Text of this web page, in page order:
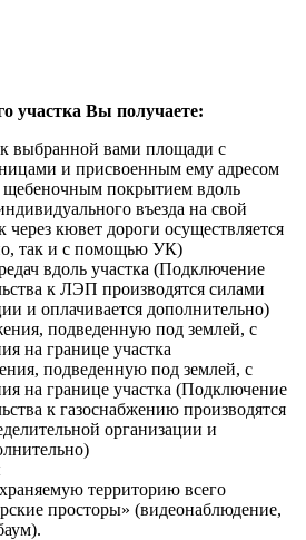
участка Вы получаете:
выбранной вами площади с
и присвоенным ему адресом
щебеночным покрытием вдоль
въезда на свой
через кювет дороги осуществляется
так и с помощью УК)
вдоль участка (Подключение
к ЛЭП производятся силами
и оплачивается дополнительно)
подведенную под землей, с
на границе участка
подведенную под землей, с
на границе участка (Подключение
к газоснабжению производятся
организации и
территорию всего
просторы» (видеонаблюдение,